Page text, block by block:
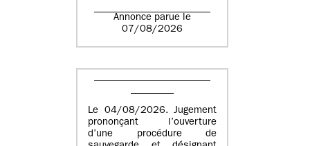
Annonce parue le
07/08/2026
Le 04/08/2026. Jugement
prononçant l’ouverture
d’une procédure de